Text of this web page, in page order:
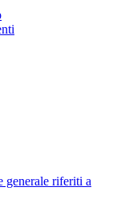
generale riferiti a